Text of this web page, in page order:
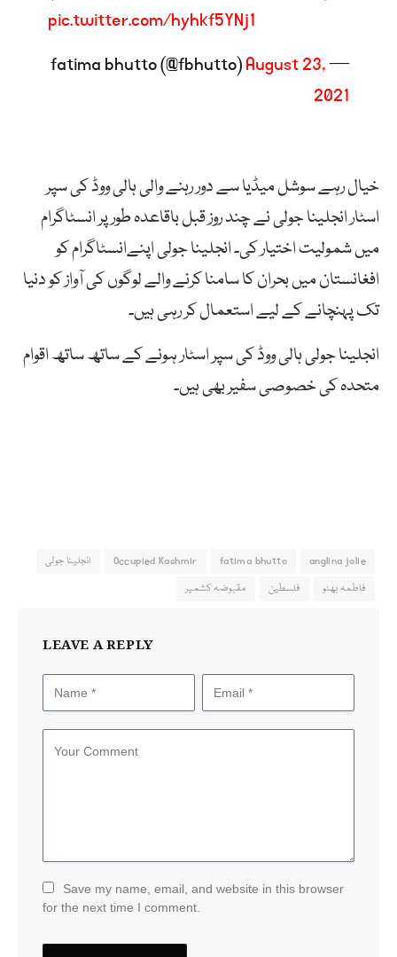
pic.twitter.com/hyhkf5YNj1
— fatima bhutto (@fbhutto)
August 23,
2021
خیال رہے سوشل میڈیا سے دور رہنے والی ہالی ووڈ کی سپر
اسٹار انجلینا جولی نے چند روز قبل باقاعدہ طور پر انسٹاگرام
میں شمولیت اختیار کی۔ انجلینا جولی اپنےانسٹاگرام کو
افغانستان میں بحران کا سامنا کرنے والے لوگوں کی آواز کو دنیا
تک پہنچانے کے لیے استعمال کر رہی ہیں۔
انجلینا جولی ہالی ووڈ کی سپر اسٹار ہونے کے ساتھ ساتھ اقوام
متحدہ کی خصوصی سفیر بھی ہیں۔
anglina jolie
fatima bhutto
Occupied Kashmir
انجلینا جولی
فاطمہ بھٹو
فلسطین مقبوضہ کشمیر
LEAVE A REPLY
Save my name, email, and website in this browser
for the next time I comment.